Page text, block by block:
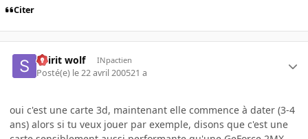
Citer
Spirit wolf INpactien
Posté(e) le 22 avril 200521 a
oui c'est une carte 3d, maintenant elle commence à dater (3-4
ans) alors si tu veux jouer par exemple, disons que c'est une